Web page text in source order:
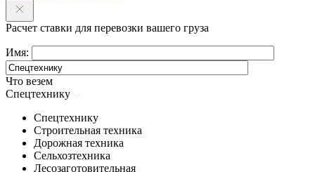
Расчет ставки для перевозки вашего груза
Имя:
Что везем
Спецтехнику
Спецтехнику
Строительная техника
Дорожная техника
Сельхозтехника
Лесозаготовительная